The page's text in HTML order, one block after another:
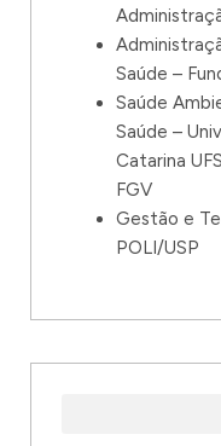
Saúde –
Saúde
Saúde –
Catarina
FGV
Gestão e
POLI/USP